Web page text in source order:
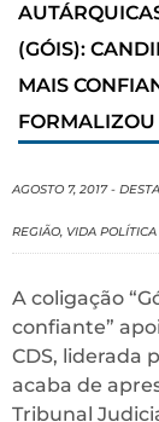
(GÓIS):
MAIS
AGOSTO 7, 2017 -
REGIÃO, VIDA POLÍTICA
A coligação
confiante”
CDS, liderada
acaba de
Tribunal